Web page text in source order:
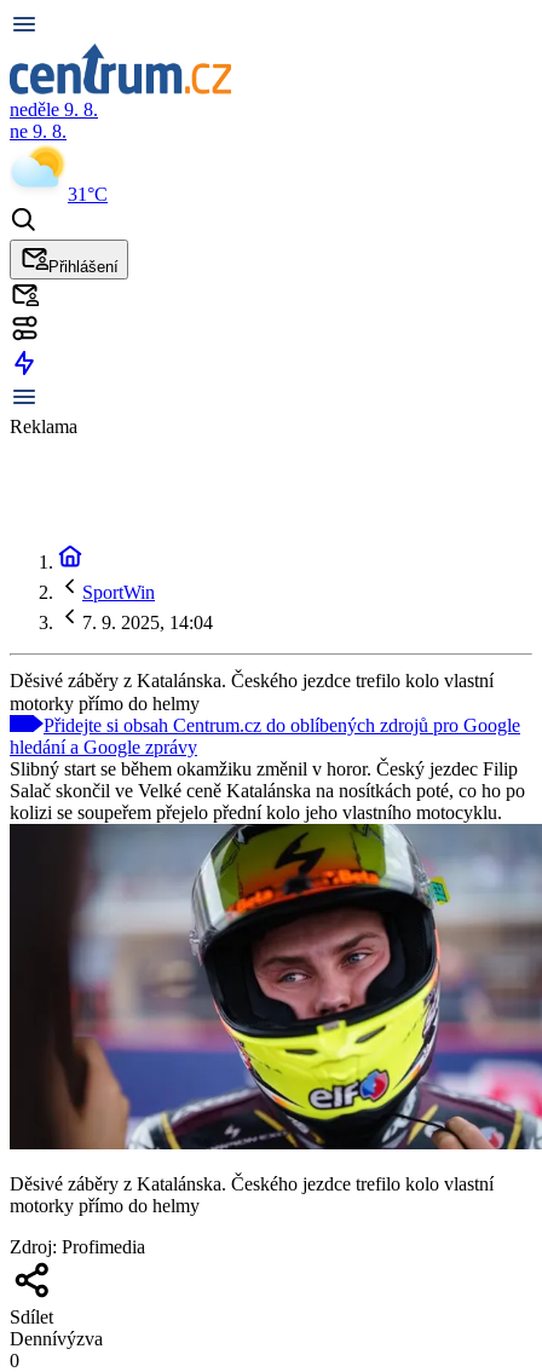
neděle 9. 8.
ne 9. 8.
31°C
Přihlášení
Reklama
SportWin
7. 9. 2025, 14:04
Děsivé záběry z Katalánska. Českého jezdce trefilo kolo vlastní
motorky přímo do helmy
Přidejte si obsah Centrum.cz do oblíbených zdrojů pro Google
hledání a Google zprávy
Slibný start se během okamžiku změnil v horor. Český jezdec Filip
Salač skončil ve Velké ceně Katalánska na nosítkách poté, co ho po
kolizi se soupeřem přejelo přední kolo jeho vlastního motocyklu.
Děsivé záběry z Katalánska. Českého jezdce trefilo kolo vlastní
motorky přímo do helmy
Zdroj: Profimedia
Sdílet
Dennívýzva
0